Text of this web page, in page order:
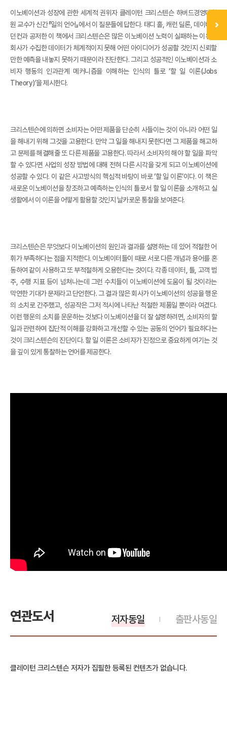
이노베이션과 성장에 관한 세계적 권위자 클레이턴 크리스텐슨 하버드경영대학
원 교수가 신간『일의 언어』에서 이 질문들에 답한다. 태디 홀, 캐런 딜론, 데이비드
던컨과 공저한 이 책에서 크리스텐슨은 많은 이노베이션 노력이 실패하는 이유를
회사가 수집한 데이터가 체계적이지 못해 어떤 아이디어가 성공할 것인지 신뢰할
만한 예측을 내놓지 못하기 때문이라 진단한다. 그리고 성공적인 이노베이션과 소
비자 행동의 인과관계 메커니즘을 이해하는 인식의 틀로 ‘할 일 이론(Jobs
Theory)’을 제시한다.
크리스텐슨에 의하면 소비자는 어떤 제품을 단순히 사들이는 것이 아니라 어떤 일
을 해내기 위해 그것을 고용한다. 만약 그 일을 해내지 못한다면 그 제품을 해고하
고 문제를 해결해줄 또 다른 제품을 고용한다. 따라서 소비자의 해야 할 일을 파악
할 수 있다면 사업의 성장 방법에 대해 전혀 다른 시각을 갖게 되고 이노베이션에
성공할 수 있다. 이 같은 사고방식의 핵심적 바탕이 바로 ‘할 일 이론’이다. 이 책은
새로운 이노베이션을 창조하고 예측하는 인식의 틀로서 할 일 이론을 소개하고 실
생활에서 이 이론을 어떻게 활용할 것인지 날카로운 통찰을 보여준다.
크리스텐슨은 무엇보다 이노베이션의 원인과 결과를 설명하는 데 있어 적절한 어
휘가 부족하다는 점을 지적한다. 이노베이터들이 때로 서로 다른 개념과 용어를 혼
동하여 같이 사용하고 또 부적절하게 오용한다는 것이다. 각종 데이터, 틀, 고객 범
주, 수행 지표 등이 넘쳐나는데 그런 수치들이 이노베이션에 도움이 될 것이라는
막연한 기대가 문제라고 단언한다. 그 결과 많은 회사가 이노베이션의 성공을 행운
의 소치로 간주했고, 성공작은 그저 적시에 나타난 적절한 제품일 뿐이라 여겼다.
이런 행운의 소치를 운운하는 것보다 이노베이션을 더 잘 설명하려면, 소비자의 할
일과 관련하여 집단적 이해를 강화하고 개선할 수 있는 공동의 언어가 필요하다는
것이 크리스텐슨의 진단이다. 할 일 이론은 소비자가 진정으로 중요하게 여기는 것
을 깊이 있게 통찰하는 언어를 제공한다.
연관도서 출판사동일
저자동일
클레이턴 크리스텐슨 저자가 집필한 등록된 컨텐츠가 없습니다.